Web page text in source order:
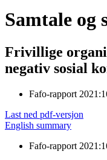
Samtale og
Frivillige
negativ sosial
Fafo-rapport
Last ned pdf-versjon
English summary
Fafo-rapport